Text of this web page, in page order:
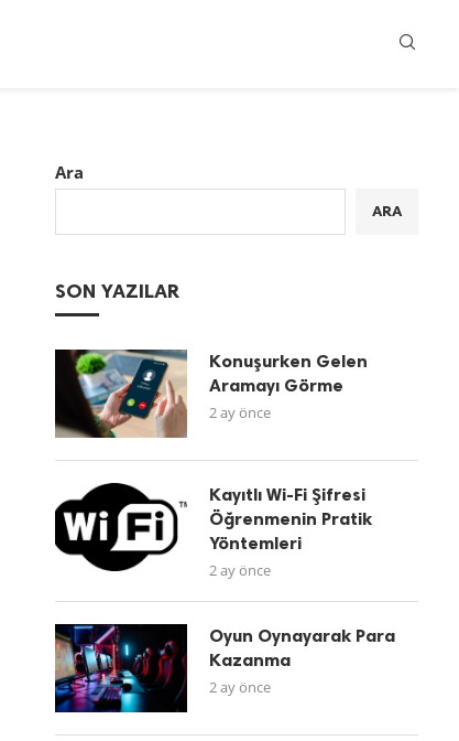
Ara
ARA
SON YAZILAR
Konuşurken Gelen
Aramayı Görme
2 ay önce
Kayıtlı Wi-Fi Şifresi
Öğrenmenin Pratik
Yöntemleri
2 ay önce
Oyun Oynayarak Para
Kazanma
2 ay önce